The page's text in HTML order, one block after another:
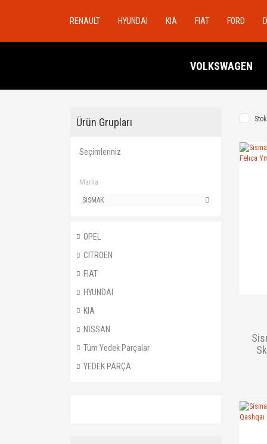
RENAULT HYUNDAI KIA FIAT FORD
VOLKSWAGEN
Ürün Grupları
Seçimleriniz
Marka
SISMAK
OPEL
CITROEN
FIAT
HYUNDAI
KIA
NİSSAN
Tüm Yedek Parçalar
YEDEK PARÇA